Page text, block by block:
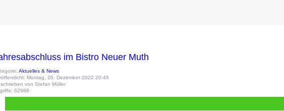
im Bistro Neuer Muth
Aktuelles & News
Montag, 26. Dezember 2022 20:45
von Stefan Müller
62988